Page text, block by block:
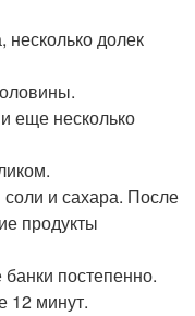
несколько долек
еще несколько
и сахара. После
продукты
постепенно.
12 минут.